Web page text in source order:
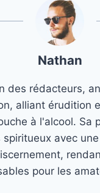
Nathan
des rédacteurs,
alliant érudition
à l'alcool. Sa
spiritueux avec
pour les